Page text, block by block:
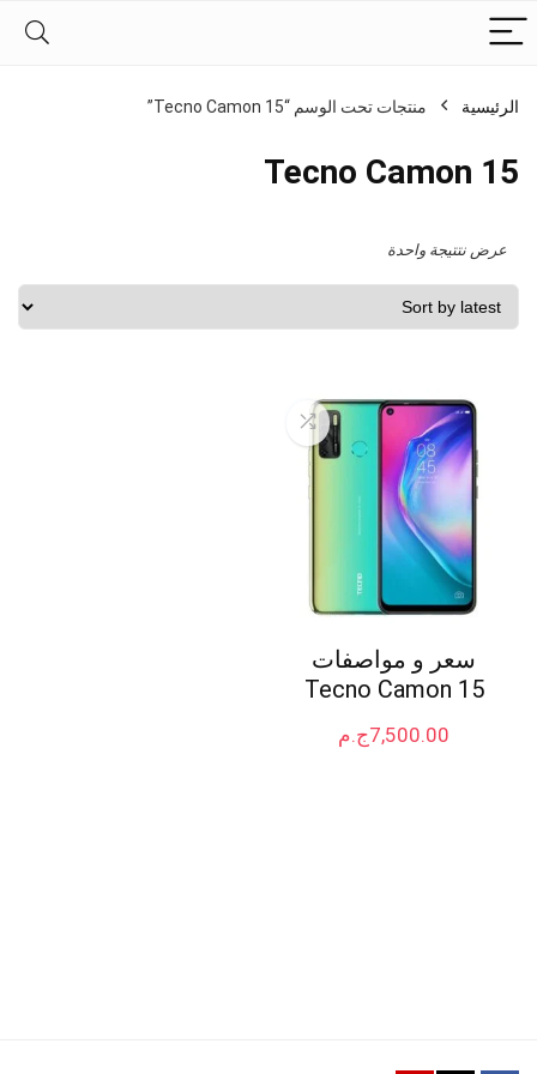
الرئيسية منتجات تحت الوسم “Tecno Camon 15”
Tecno Camon 15
عرض نتتيجة واحدة
سعر و مواصفات
Tecno Camon 15
ج.م7,500.00